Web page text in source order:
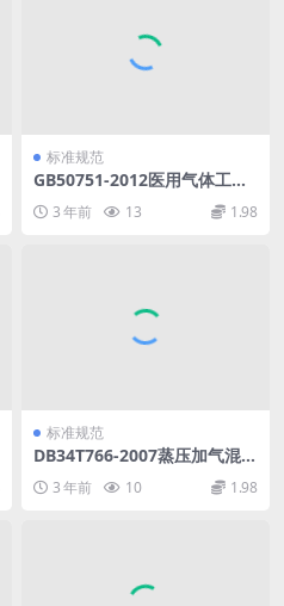
标准规范
GB50751-2012医用气体工程
3 年前 13 1.98
标准规范
DB34T766-2007蒸压加气混凝
收规程.pdf
3 年前 10 1.98